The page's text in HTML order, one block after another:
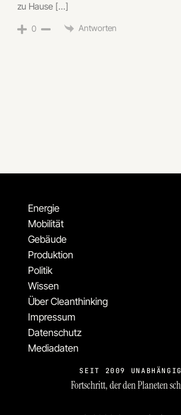
zu Hause […]
0 Antworten
Energie
Mobilität
Gebäude
Produktion
Politik
Wissen
Über Cleanthinking
Impressum
Datenschutz
Mediadaten
SEIT 2009
Fortschritt, der den Planeten